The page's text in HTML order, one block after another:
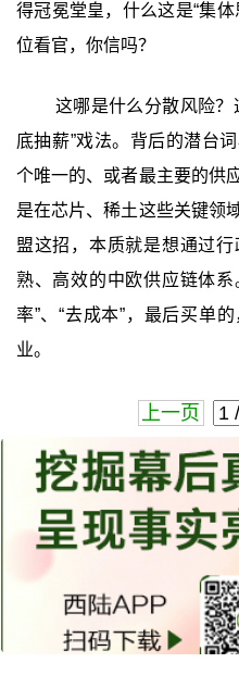
得冠冕堂皇，什么这是“集
位看官，你信吗？
这哪是什么分散风险？
底抽薪”戏法。背后的潜台
个唯一的、或者最主要的供
是在芯片、稀土这些关键领
盟这招，本质就是想通过
熟、高效的中欧供应链体系
率”、“去成本”，最后买单
业。
上一页